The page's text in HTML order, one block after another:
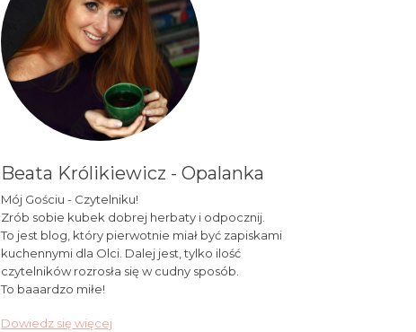
Beata Królikiewicz - Opalanka
Mój Gościu - Czytelniku!
Zrób sobie kubek dobrej herbaty i odpocznij.
To jest blog, który pierwotnie miał być zapiskami
kuchennymi dla Olci. Dalej jest, tylko ilość
czytelników rozrosła się w cudny sposób.
To baaardzo miłe!
Dowiedz się więcej